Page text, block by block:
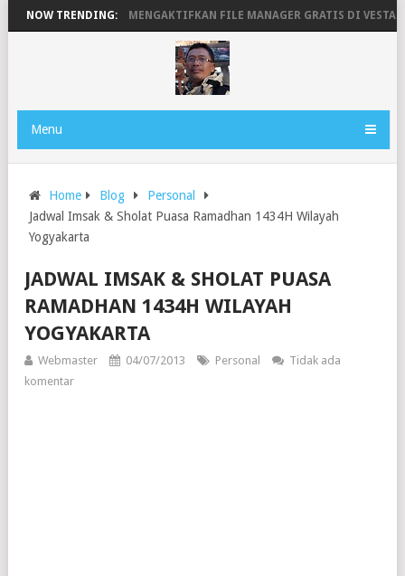
NOW TRENDING:
HG680P MENGAKTIFKAN FILE MANAGER GRATIS DI VESTACP
Menu
Home Blog
Personal
Jadwal Imsak & Sholat Puasa Ramadhan 1434H Wilayah
Yogyakarta
JADWAL IMSAK & SHOLAT PUASA
RAMADHAN 1434H WILAYAH
YOGYAKARTA
Webmaster 04/07/2013 Personal
Tidak ada
komentar